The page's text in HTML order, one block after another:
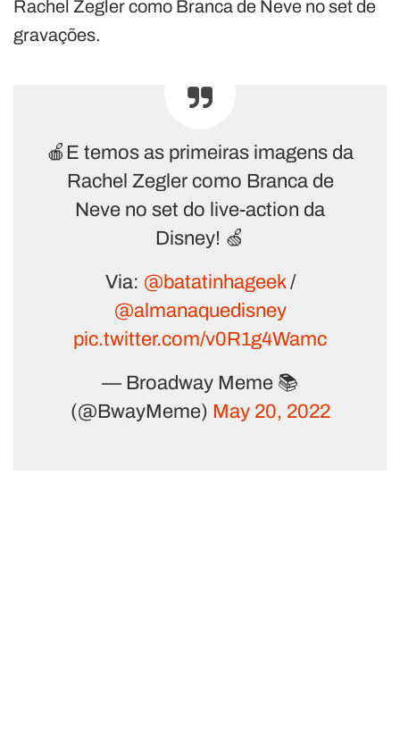
Rachel Zegler como Branca de Neve no set de
gravações.
🍎E temos as primeiras imagens da
Rachel Zegler como Branca de
Neve no set do live-action da
Disney! 🍏
Via: @batatinhageek/
@almanaquedisney
pic.twitter.com/v0R1g4Wamc
— Broadway Meme 📚
(@BwayMeme) May 20, 2022